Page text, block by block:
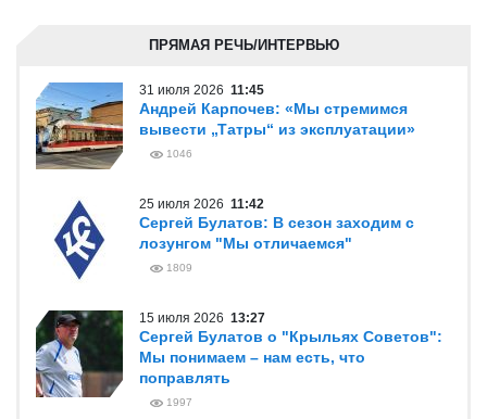
ПРЯМАЯ РЕЧЬ/ИНТЕРВЬЮ
31 июля 2026 11:45
Андрей Карпочев: «Мы стремимся
вывести „Татры“ из эксплуатации»
1046
25 июля 2026 11:42
Сергей Булатов: В сезон заходим с
лозунгом "Мы отличаемся"
1809
15 июля 2026 13:27
Сергей Булатов о "Крыльях Советов":
Мы понимаем – нам есть, что
поправлять
1997